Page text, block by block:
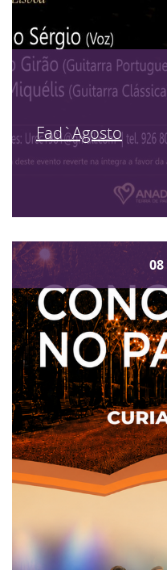
Fad`Agosto
08